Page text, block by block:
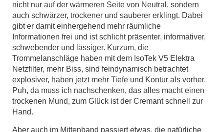
nicht nur auf der wärmeren Seite von Neutral, sondern
auch schwärzer, trockener und sauberer erklingt. Dabei
gibt er damit einhergehend mehr räumliche
Informationen frei und ist schlicht präsenter, informativer,
schwebender und lässiger. Kurzum, die
Trommelanschläge haben mit dem IsoTek V5 Elektra
Netzfilter, mehr Biss, sind feindynamisch betrachtet
explosiver, haben jetzt mehr Tiefe und Kontur als vorher.
Puh, da muss ich nachschenken, das alles macht einen
trockenen Mund, zum Glück ist der Cremant schnell zur
Hand.
Aber auch im Mittenband passiert etwas, die natürliche